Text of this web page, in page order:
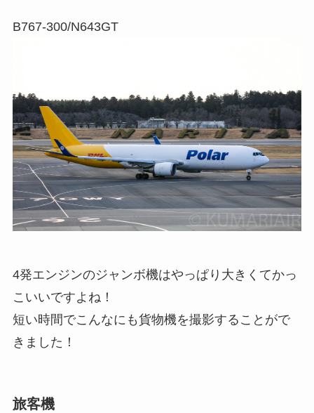
B767-300/N643GT
4発エンジンのジャンボ機はやっぱり大きくてかっ
こいいですよね！
短い時間でこんなにも貨物機を撮影することがで
きました！
旅客機